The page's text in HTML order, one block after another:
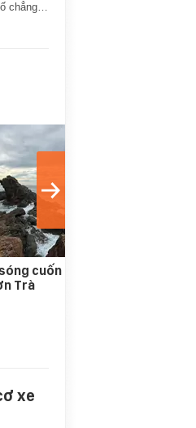
chẳng…
cuốn mất tích ở
Trà
xe